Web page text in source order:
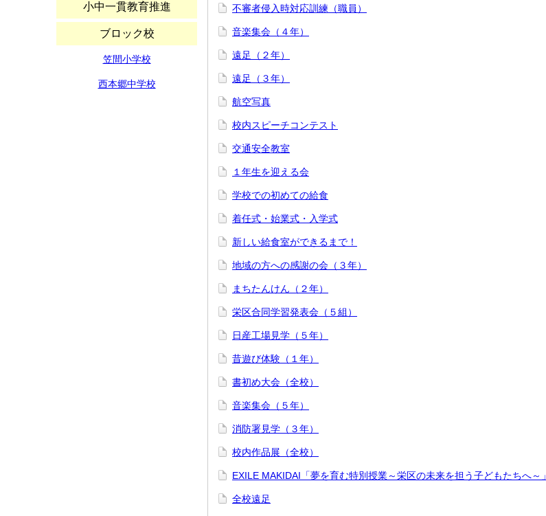
小中一貫教育推進
ブロック校
笠間小学校
西本郷中学校
不審者侵入時対応訓練（職員）
音楽集会（４年）
遠足（２年）
遠足（３年）
航空写真
校内スピーチコンテスト
交通安全教室
１年生を迎える会
学校での初めての給食
着任式・始業式・入学式
新しい給食室ができるまで！
地域の方への感謝の会（３年）
まちたんけん（２年）
栄区合同学習発表会（５組）
日産工場見学（５年）
昔遊び体験（１年）
書初め大会（全校）
音楽集会（５年）
消防署見学（３年）
校内作品展（全校）
EXILE MAKIDAI「夢を育む特別授業～栄区の未来を担う子どもたちへ～」
全校遠足